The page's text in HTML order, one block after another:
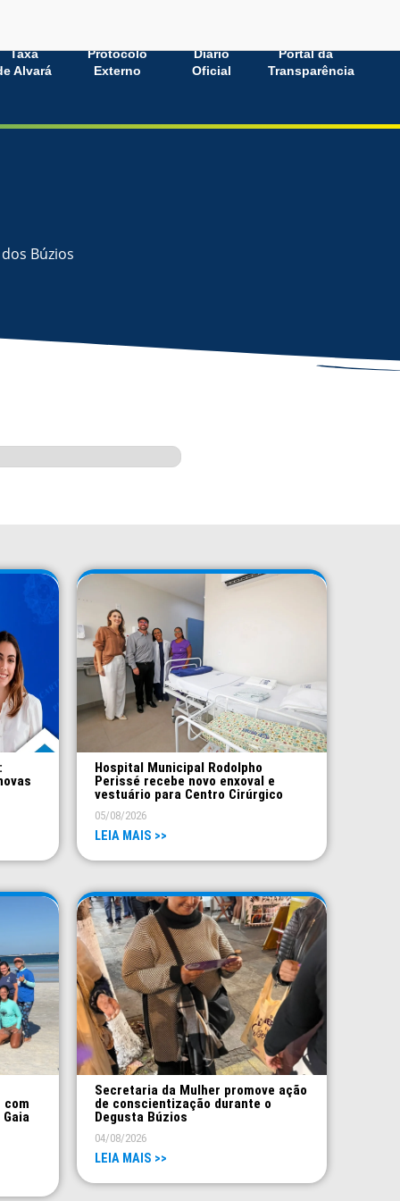
Taxa
Alvará
Protocolo
Externo
Diário
Oficial
Portal da
Transparência
Búzios
Hospital Municipal Rodolpho
Perissé recebe novo enxoval e
vestuário para Centro Cirúrgico
05/08/2026
LEIA MAIS >>
com
Secretaria da Mulher promove ação
de conscientização durante o
Degusta Búzios
04/08/2026
LEIA MAIS >>